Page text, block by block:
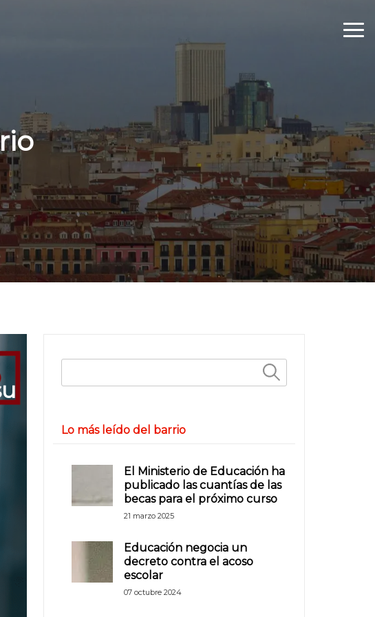
Lo más leído del barrio
El Ministerio de Educación ha
publicado las cuantías de las
becas para el próximo curso
21 marzo 2025
Educación negocia un
decreto contra el acoso
escolar
07 octubre 2024